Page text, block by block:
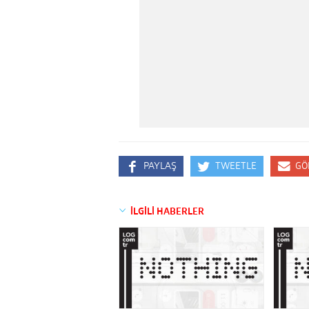
PAYLAŞ TWEETLE
İLGİLİ HABERLER